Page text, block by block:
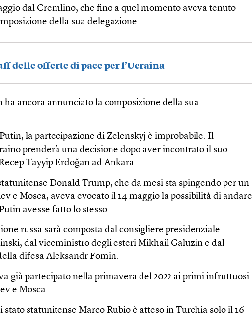
dal Cremlino, che fino a quel momento aveva tenuto
della sua delegazione.
delle offerte di pace per l’Ucraina
ha ancora annunciato la composizione della sua
la partecipazione di Zelenskyj è improbabile. Il
prenderà una decisione dopo aver incontrato il suo
Tayyip Erdoğan ad Ankara.
Donald Trump, che da mesi sta spingendo per un
e Mosca, aveva evocato il 14 maggio la possibilità di andare
avesse fatto lo stesso.
russa sarà composta dal consigliere presidenziale
dal viceministro degli esteri Mikhail Galuzin e dal
difesa Aleksandr Fomin.
già partecipato nella primavera del 2022 ai primi infruttuosi
e Mosca.
stato statunitense Marco Rubio è atteso in Turchia solo il 16